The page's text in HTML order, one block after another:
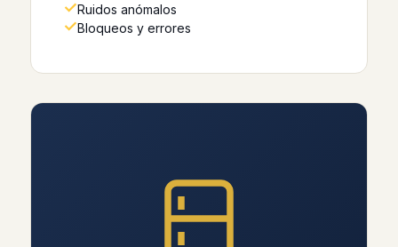
Ruidos anómalos
Bloqueos y errores